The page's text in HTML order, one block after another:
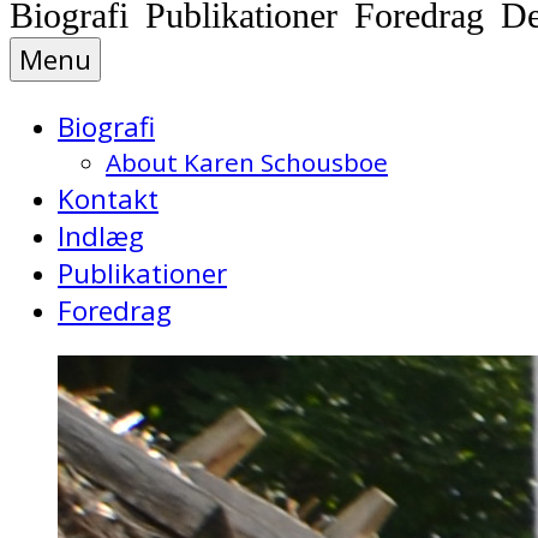
Biografi Publikationer Foredrag
Menu
Biografi
About Karen Schousboe
Kontakt
Indlæg
Publikationer
Foredrag